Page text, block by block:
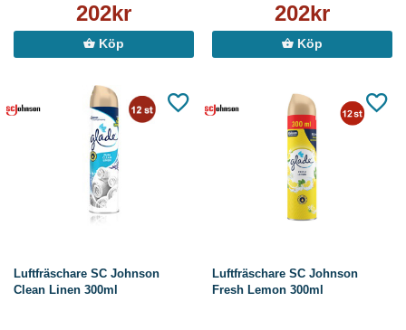
202kr
Köp
202kr
Köp
Luftfräschare SC Johnson
Clean Linen 300ml
Luftfräschare SC Johnson
Fresh Lemon 300ml